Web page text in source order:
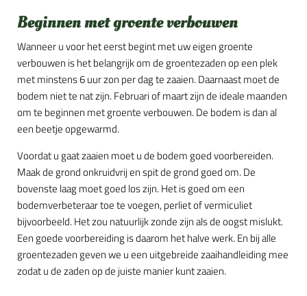
Beginnen met groente verbouwen
Wanneer u voor het eerst begint met uw eigen groente
verbouwen is het belangrijk om de groentezaden op een plek
met minstens 6 uur zon per dag te zaaien. Daarnaast moet de
bodem niet te nat zijn. Februari of maart zijn de ideale maanden
om te beginnen met groente verbouwen. De bodem is dan al
een beetje opgewarmd.
Voordat u gaat zaaien moet u de bodem goed voorbereiden.
Maak de grond onkruidvrij en spit de grond goed om. De
bovenste laag moet goed los zijn. Het is goed om een
bodemverbeteraar toe te voegen, perliet of vermiculiet
bijvoorbeeld. Het zou natuurlijk zonde zijn als de oogst mislukt.
Een goede voorbereiding is daarom het halve werk. En bij alle
groentezaden geven we u een uitgebreide zaaihandleiding mee
zodat u de zaden op de juiste manier kunt zaaien.